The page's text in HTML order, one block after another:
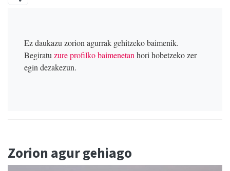
Ez daukazu zorion agurrak gehitzeko baimenik.
Begiratu zure profilko baimenetan hori hobetzeko zer
egin dezakezun.
Zorion agur gehiago